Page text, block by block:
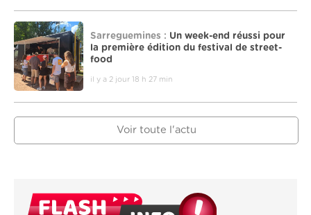
Sarreguemines : Un week-end réussi pour
la première édition du festival de street-
food
il y a 2 jour 18 h 27 min
Voir toute l'actu